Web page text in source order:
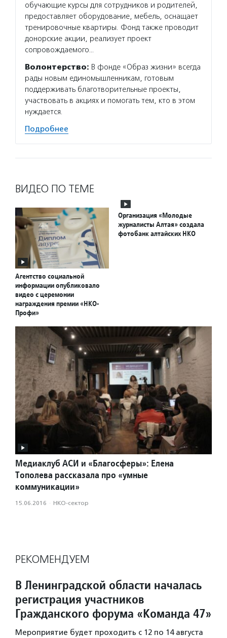
обучающие курсы для сотрудников и родителей,
предоставляет оборудование, мебель, оснащает
тренировочные квартиры. Фонд также проводит
донорские акции, реализует проект
сопровождаемого…
Волонтерство: В фонде «Образ жизни» всегда
рады новым единомышленникам, готовым
поддерживать благотворительные проекты,
участвовать в акциях и помогать тем, кто в этом
нуждается.
Подробнее
ВИДЕО ПО ТЕМЕ
Агентство социальной
информации опубликовало
видео с церемонии
награждения премии «НКО-
Профи»
Организация «Молодые
журналисты Алтая» создала
фотобанк алтайских НКО
Медиаклуб АСИ и «Благосферы»: Елена
Тополева рассказала про «умные
коммуникации»
15.06.2016 · НКО-сектор
РЕКОМЕНДУЕМ
В Ленинградской области началась
регистрация участников
Гражданского форума «Команда 47»
Мероприятие будет проходить с 12 по 14 августа